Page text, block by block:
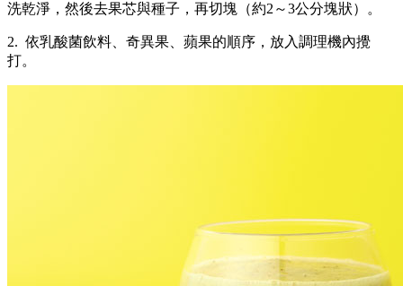
洗乾淨，然後去果芯與種子，再切塊（約2～3公分塊狀）。
2. 依乳酸菌飲料、奇異果、蘋果的順序，放入調理機內攪
打。